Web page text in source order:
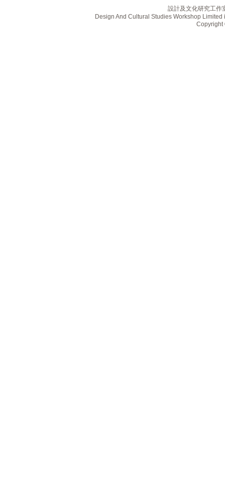
設計及文化研究工作
Design And Cultural Studies Workshop
Copyright